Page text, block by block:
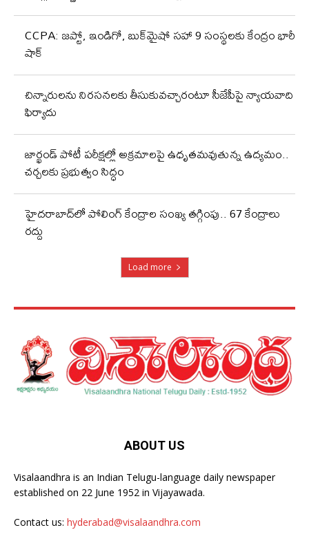
CCPA: జప్టో, ఇండిగో, బుక్‌మైషో సహా 9 సంస్థలకు కేంద్రం భారీ
షాక్
చిన్నారులను నిరసనలకు తీసుకువచ్చారంటూ సీజేపీపై న్యాయవాది
ఫిర్యాదు
జార్ఖండ్‌ పోటీ పరీక్షల్లో అక్రమాలపై ఉధృతమవుతున్న ఉద్యమం..
చర్చలకు ప్రభుత్వం సిద్ధం
హైదరాబాద్‌లో పోలింగ్‌ కేంద్రాల సంఖ్య తగ్గింపు.. 67 కేంద్రాలు
రద్దు
Load more
ABOUT US
Visalaandhra is an Indian Telugu-language daily newspaper
established on 22 June 1952 in Vijayawada.
Contact us: hyderabad@visalaandhra.com